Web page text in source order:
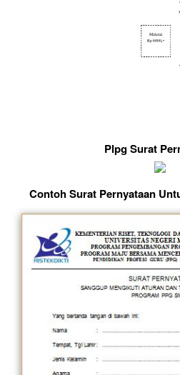
Plpg Surat
Contoh Surat Pernyataan